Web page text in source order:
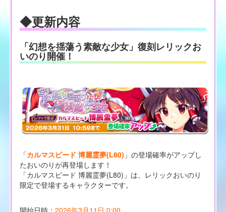
◆更新内容
「幻想を揺蕩う素敵な少女」復刻レリックお
いのり開催！
「カルマスピード 博麗霊夢(L80) 」の登場確率がアップし
たおいのりが再登場します！
「カルマスピード 博麗霊夢(L80)」は、レリックおいのり
限定で登場するキャラクターです。
開始日時： 2026年3月11日 0:00